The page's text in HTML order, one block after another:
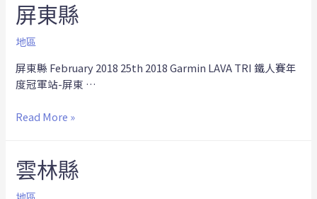
屏東縣
地區
屏東縣 February 2018 25th 2018 Garmin LAVA TRI 鐵人賽年
度冠軍站-屏東 …
Read More »
雲林縣